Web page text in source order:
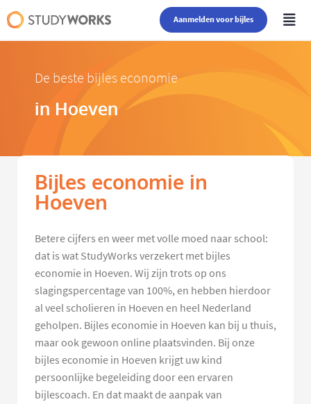
Aanmelden voor bijles
De beste bijles economie
in Hoeven
Bijles economie in
Hoeven
Betere cijfers en weer met volle moed naar school:
dat is wat StudyWorks verzekert met bijles
economie in Hoeven. Wij zijn trots op ons
slagingspercentage van 100%, en hebben hierdoor
al veel scholieren in Hoeven en heel Nederland
geholpen. Bijles economie in Hoeven kan bij u thuis,
maar ook gewoon online plaatsvinden. Bij onze
bijles economie in Hoeven krijgt uw kind
persoonlijke begeleiding door een ervaren
bijlescoach. En dat maakt de aanpak van